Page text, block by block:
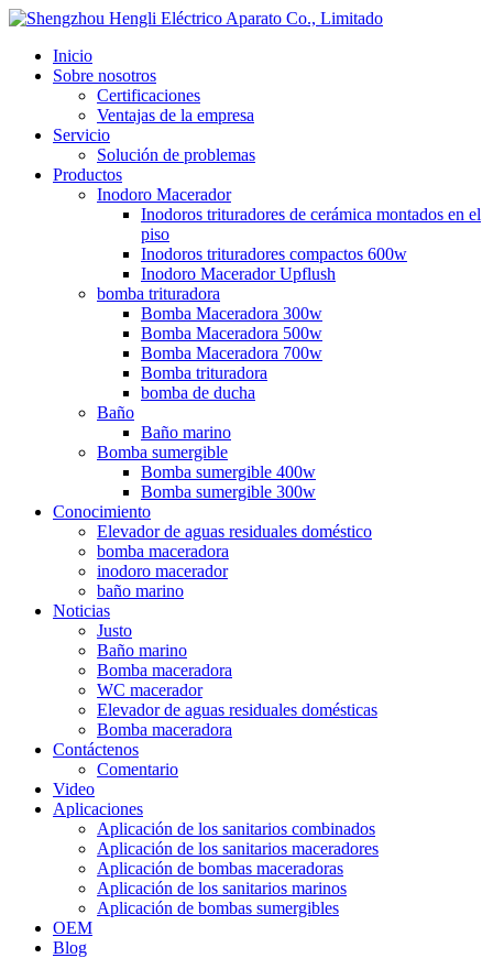
Inicio
Sobre nosotros
Certificaciones
Ventajas de la empresa
Servicio
Solución de problemas
Productos
Inodoro Macerador
Inodoros trituradores de cerámica montados en el
piso
Inodoros trituradores compactos 600w
Inodoro Macerador Upflush
bomba trituradora
Bomba Maceradora 300w
Bomba Maceradora 500w
Bomba Maceradora 700w
Bomba trituradora
bomba de ducha
Baño
Baño marino
Bomba sumergible
Bomba sumergible 400w
Bomba sumergible 300w
Conocimiento
Elevador de aguas residuales doméstico
bomba maceradora
inodoro macerador
baño marino
Noticias
Justo
Baño marino
Bomba maceradora
WC macerador
Elevador de aguas residuales domésticas
Bomba maceradora
Contáctenos
Comentario
Video
Aplicaciones
Aplicación de los sanitarios combinados
Aplicación de los sanitarios maceradores
Aplicación de bombas maceradoras
Aplicación de los sanitarios marinos
Aplicación de bombas sumergibles
OEM
Blog